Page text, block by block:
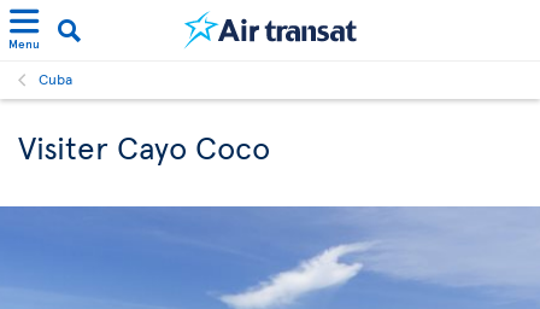
Menu
Cuba
Visiter Cayo Coco